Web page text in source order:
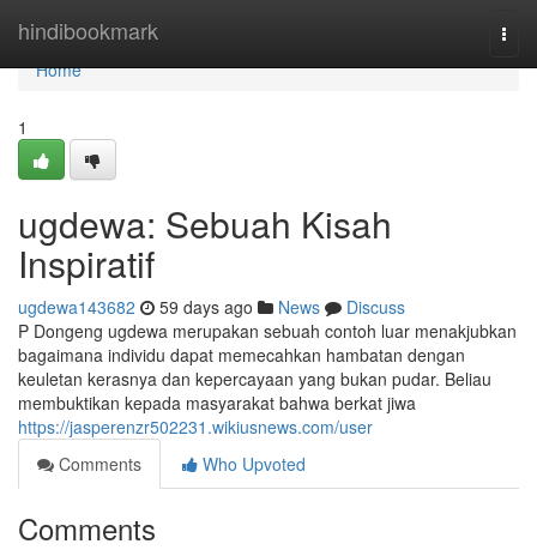
hindibookmark
Home
Home
1
ugdewa: Sebuah Kisah
Inspiratif
ugdewa143682 59 days ago News
Discuss
P Dongeng ugdewa merupakan sebuah contoh luar menakjubkan
bagaimana individu dapat memecahkan hambatan dengan
keuletan kerasnya dan kepercayaan yang bukan pudar. Beliau
membuktikan kepada masyarakat bahwa berkat jiwa
https://jasperenzr502231.wikiusnews.com/user
Comments
Who Upvoted
Comments